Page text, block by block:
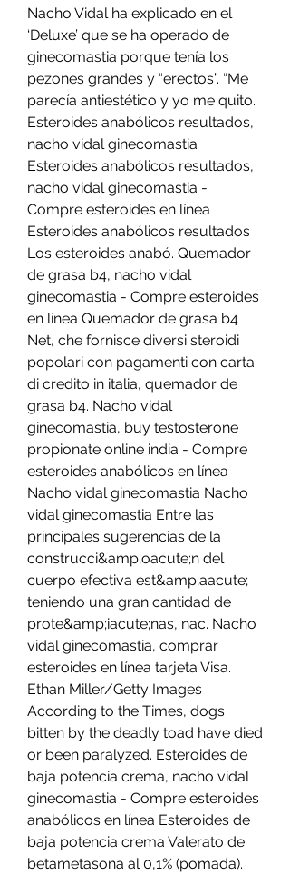
Nacho Vidal ha explicado en el
‘Deluxe’ que se ha operado de
ginecomastia porque tenía los
pezones grandes y “erectos”. “Me
parecía antiestético y yo me quito.
Esteroides anabólicos resultados,
nacho vidal ginecomastia
Esteroides anabólicos resultados,
nacho vidal ginecomastia -
Compre esteroides en línea
Esteroides anabólicos resultados
Los esteroides anabó. Quemador
de grasa b4, nacho vidal
ginecomastia - Compre esteroides
en línea Quemador de grasa b4
Net, che fornisce diversi steroidi
popolari con pagamenti con carta
di credito in italia, quemador de
grasa b4. Nacho vidal
ginecomastia, buy testosterone
propionate online india - Compre
esteroides anabólicos en línea
Nacho vidal ginecomastia Nacho
vidal ginecomastia Entre las
principales sugerencias de la
construcci&amp;oacute;n del
cuerpo efectiva est&amp;aacute;
teniendo una gran cantidad de
prote&amp;iacute;nas, nac. Nacho
vidal ginecomastia, comprar
esteroides en línea tarjeta Visa.
Ethan Miller/Getty Images
According to the Times, dogs
bitten by the deadly toad have died
or been paralyzed. Esteroides de
baja potencia crema, nacho vidal
ginecomastia - Compre esteroides
anabólicos en línea Esteroides de
baja potencia crema Valerato de
betametasona al 0,1% (pomada).